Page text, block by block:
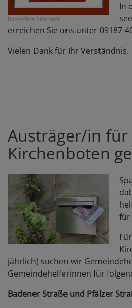
Bildrechte Pfarramt
In
erreichen Sie uns unter 09187-
Vielen Dank für Ihr Verständnis.
Austräger/in für
Kirchenboten
für
jährlich) suchen wir
Gemeindehelferinnen für
Badener Straße und Pfälzer